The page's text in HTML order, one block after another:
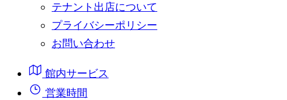
テナント出店について
プライバシーポリシー
お問い合わせ
館内サービス
営業時間